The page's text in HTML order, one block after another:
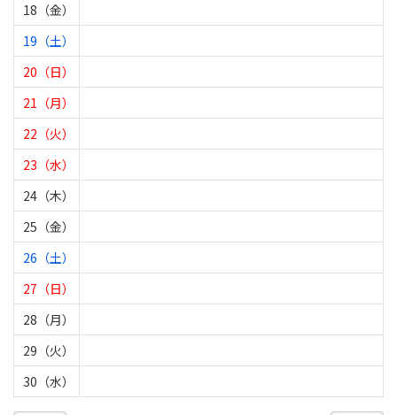
18（金）
19（土）
20（日）
21（月）
22（火）
23（水）
24（木）
25（金）
26（土）
27（日）
28（月）
29（火）
30（水）